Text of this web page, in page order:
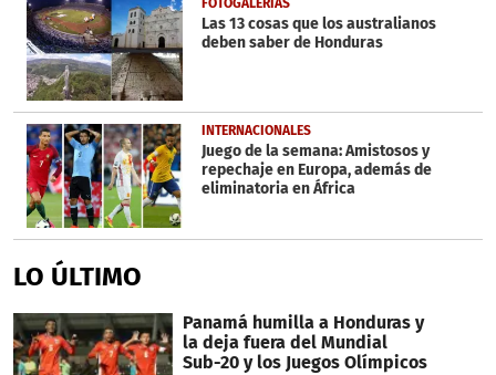
FOTOGALERÍAS
Las 13 cosas que los australianos
deben saber de Honduras
INTERNACIONALES
Juego de la semana: Amistosos y
repechaje en Europa, además de
eliminatoria en África
LO ÚLTIMO
Panamá humilla a Honduras y
la deja fuera del Mundial
Sub-20 y los Juegos Olímpicos